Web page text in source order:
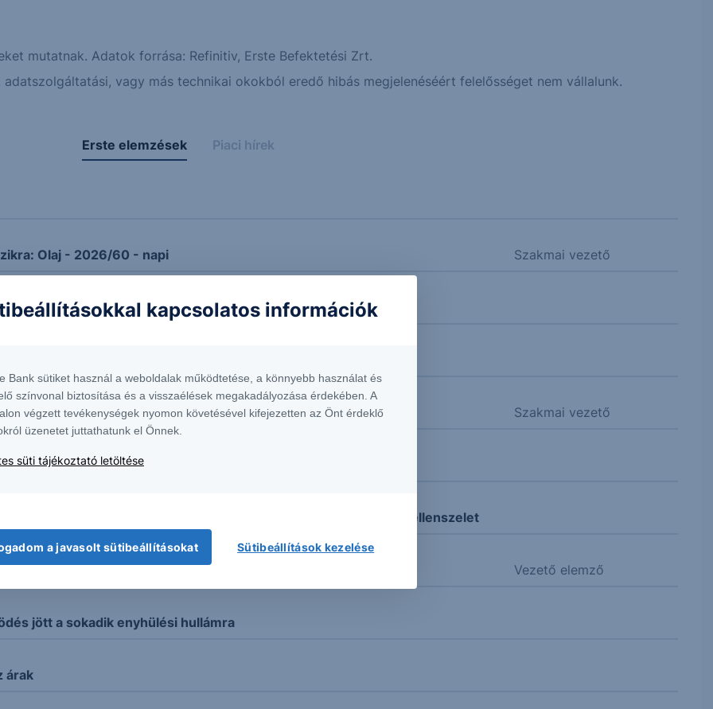
mutatnak. Adatok forrása: Refinitiv, Erste Befektetési Zrt.
vagy más technikai okokból eredő hibás megjelenéséért felelősséget nem vállalunk.
Erste elemzések Piaci hírek
Olaj - 2026/60 - napi Szakmai vezető
a memóriaszektor sztárrészvénye
–a forinterősödés visszafoghatja a blue chipek eredményeit
- 2026/62 - napi Szakmai vezető
is jól teljesített a Disney-nél
teljesítmény ellensúlyozhatta a devizaárfolyam-hatások okozta ellenszelet
csúcsok a vezető indexekben) Vezető elemző
jött a sokadik enyhülési hullámra
árak
kapcsolatos információk
Bank sütiket használ a weboldalak működtetése, a könnyebb használat és
színvonal biztosítása és a visszaélések megakadályozása érdekében. A
végzett tevékenységek nyomon követésével kifejezetten az Önt érdeklő
üzenetet juttathatunk el Önnek.
süti tájékoztató letöltése
a javasolt sütibeállításokat Sütibeállítások kezelése